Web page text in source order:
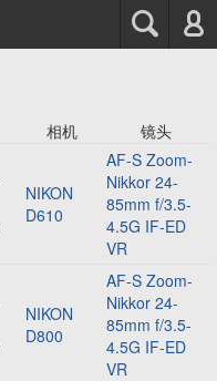
 
相机 镜头
NIKON
D610
AF-S Zoom-
Nikkor 24-
85mm f/3.5-
4.5G IF-ED
VR
NIKON
D800
AF-S Zoom-
Nikkor 24-
85mm f/3.5-
4.5G IF-ED
VR